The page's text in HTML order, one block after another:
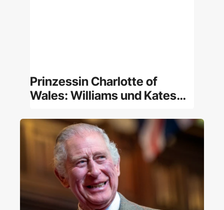
Prinzessin Charlotte of
Wales: Williams und Kates